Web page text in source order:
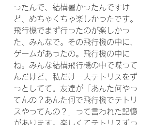
ったんで、結構暑かったんですけ
ど、めちゃくちゃ楽しかったです。
飛行機でまず行ったのが楽しかっ
た、みんなで。その飛行機の中に、
ゲームがあったの。飛行機の中に
ね。みんな結構飛行機の中で喋って
んだけど、私だけ一人テトリスをず
っとしてて。友達が「あんた何やっ
てんの？あんた何で飛行機でテトリ
スやってんの？」って言われた記憶
があります。楽しくてテトリスずっ